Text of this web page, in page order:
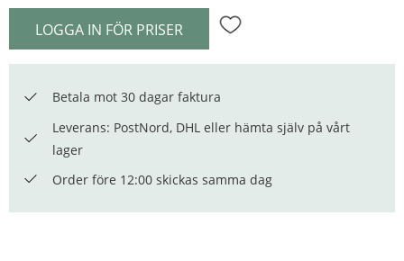
LOGGA IN FÖR PRISER Lägg till i favoriter
Betala mot 30 dagar faktura
Leverans: PostNord, DHL eller hämta själv på vårt
lager
Order före 12:00 skickas samma dag